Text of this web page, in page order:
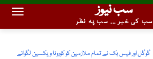
سب نیوز
سب کی خبر ... سب پہ نظر
گوگل اور فیس بک نے تمام ملازمین کو کورونا ویکسین لگوانے